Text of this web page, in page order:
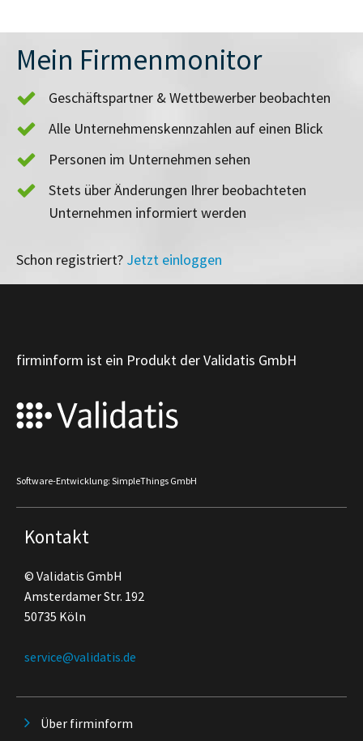
Mein Firmenmonitor
Geschäftspartner & Wettbewerber beobachten
Alle Unternehmenskennzahlen auf einen Blick
Personen im Unternehmen sehen
Stets über Änderungen Ihrer beobachteten
Unternehmen informiert werden
Schon registriert? Jetzt einloggen
firminform ist ein Produkt der Validatis GmbH
Software-Entwicklung: SimpleThings GmbH
Kontakt
© Validatis GmbH
Amsterdamer Str. 192
50735 Köln
service@validatis.de
Über firminform